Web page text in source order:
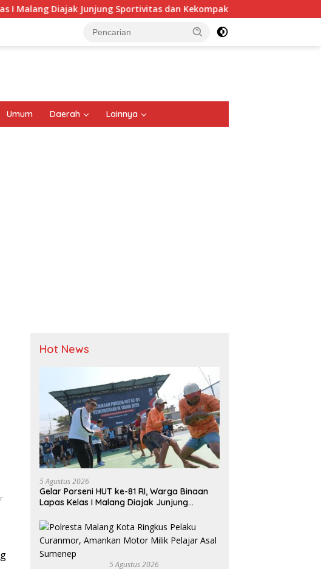
Junjung Sportivitas dan Kekompakan Polresta Malang Kota
Umum Daerah Lainnya
Hot News
5 Agustus 2026
Gelar Porseni HUT ke-81 RI, Warga Binaan
Lapas Kelas I Malang Diajak Junjung
5 Agustus 2026